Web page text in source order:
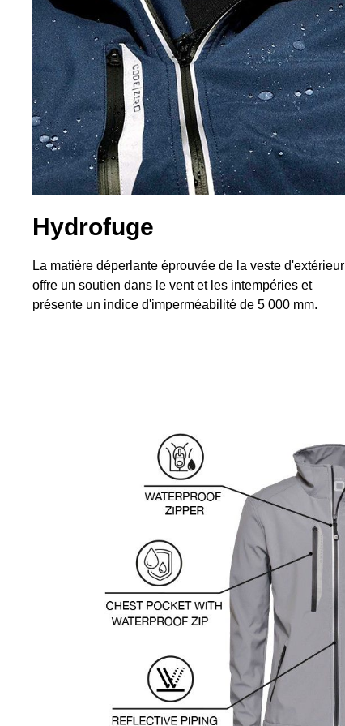
Hydrofuge
La matière déperlante éprouvée de la veste d'extérieur
offre un soutien dans le vent et les intempéries et
présente un indice d'imperméabilité de 5 000 mm.